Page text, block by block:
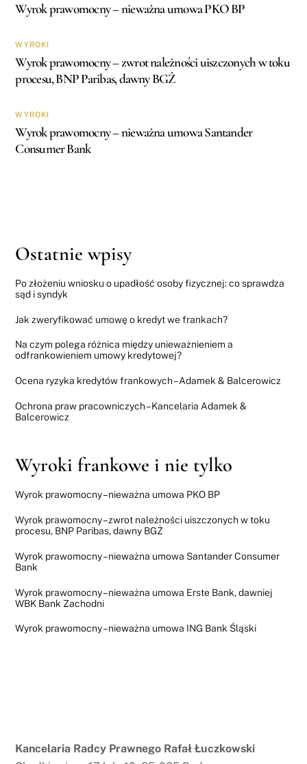
Wyrok prawomocny – nieważna umowa PKO BP
WYROKI
Wyrok prawomocny – zwrot należności uiszczonych w toku
procesu, BNP Paribas, dawny BGŻ
WYROKI
Wyrok prawomocny – nieważna umowa Santander
Consumer Bank
Ostatnie wpisy
Po złożeniu wniosku o upadłość osoby fizycznej: co sprawdza
sąd i syndyk
Jak zweryfikować umowę o kredyt we frankach?
Na czym polega różnica między unieważnieniem a
odfrankowieniem umowy kredytowej?
Ocena ryzyka kredytów frankowych – Adamek & Balcerowicz
Ochrona praw pracowniczych – Kancelaria Adamek &
Balcerowicz
Wyroki frankowe i nie tylko
Wyrok prawomocny – nieważna umowa PKO BP
Wyrok prawomocny – zwrot należności uiszczonych w toku
procesu, BNP Paribas, dawny BGŻ
Wyrok prawomocny – nieważna umowa Santander Consumer
Bank
Wyrok prawomocny – nieważna umowa Erste Bank, dawniej
WBK Bank Zachodni
Wyrok prawomocny – nieważna umowa ING Bank Śląski
Kancelaria Radcy Prawnego Rafał Łuczkowski